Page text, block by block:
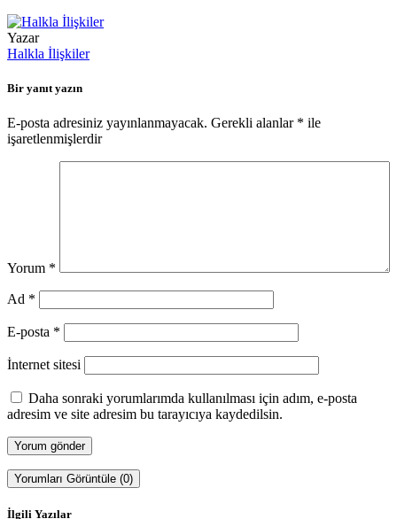
Yazar
Halkla İlişkiler
Bir yanıt yazın
E-posta adresiniz yayınlanmayacak. Gerekli alanlar * ile
işaretlenmişlerdir
Yorum *
Ad *
E-posta *
İnternet sitesi
Daha sonraki yorumlarımda kullanılması için adım, e-posta
adresim ve site adresim bu tarayıcıya kaydedilsin.
Yorumları Görüntüle (0)
İlgili Yazılar